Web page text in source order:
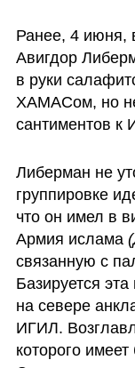
Ранее, 4 июня,
Авигдор
в руки
ХАМАСом, но
сантиментов к
Либерман не
группировке
что он имел в
Армия ислама
связанную с
Базируется
на севере
ИГИЛ.
которого